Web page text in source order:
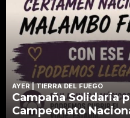
AYER| TIERRA DEL FUEGO
Campaña Solidaria
Campeonato